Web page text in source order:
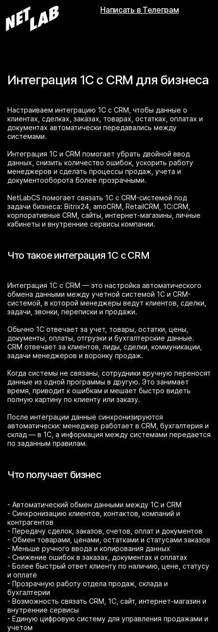
Написать в Телеграм
Интеграция 1С с CRM для бизнеса
Настраиваем интеграцию 1С с CRM, чтобы данные о
клиентах, сделках, заказах, товарах, остатках, оплатах и
документах автоматически передавались между
системами.
Интеграция 1С и CRM помогает убрать двойной ввод
данных, снизить количество ошибок, ускорить работу
менеджеров и сделать процессы продаж, учета и
документооборота более прозрачными.
NetLabCS помогает связать 1С с CRM-системой под
задачи бизнеса: Bitrix24, amoCRM, RetailCRM, 1С:CRM,
корпоративные CRM, сайты, интернет-магазины, личные
кабинеты и внутренние сервисы компании.
Что такое интеграция 1С с CRM
Интеграция 1С с CRM — это настройка автоматического
обмена данными между учетной системой 1С и CRM-
системой, в которой менеджеры ведут клиентов, сделки,
задачи, звонки, переписки и продажи.
Обычно 1С отвечает за учет, товары, остатки, цены,
документы, оплаты, отгрузки и бухгалтерские данные.
CRM отвечает за клиентов, лиды, сделки, коммуникации,
задачи менеджеров и воронку продаж.
Когда системы не связаны, сотрудники вручную переносят
данные из одной программы в другую. Это занимает
время, приводит к ошибкам и мешает быстро видеть
полную картину по клиенту или заказу.
После интеграции данные синхронизируются
автоматически: менеджер работает в CRM, бухгалтерия и
склад — в 1С, а информация между системами передается
по заданным правилам.
Что получает бизнес
- Автоматический обмен данными между 1С и CRM
- Синхронизацию клиентов, контактов, компаний и
контрагентов
- Передачу сделок, заказов, счетов, оплат и документов
- Обмен товарами, ценами, остатками и статусами заказов
- Меньше ручного ввода и копирования данных
- Снижение ошибок в заказах, документах и оплатах
- Более быстрый ответ клиенту по наличию, цене, статусу
и оплате
- Прозрачную работу отдела продаж, склада и
бухгалтерии
- Возможность связать CRM, 1С, сайт, интернет-магазин и
внутренние сервисы
- Единую цифровую систему для управления продажами и
учетом